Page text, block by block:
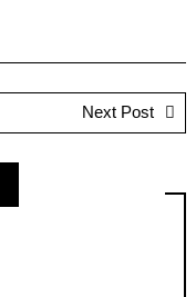
Next Post